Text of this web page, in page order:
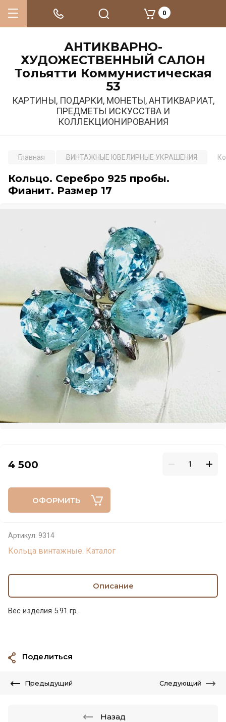
АНТИКВАРНО-
ХУДОЖЕСТВЕННЫЙ САЛОН
Тольятти Коммунистическая
53
КАРТИНЫ, ПОДАРКИ, МОНЕТЫ, АНТИКВАРИАТ,
ПРЕДМЕТЫ ИСКУССТВА И
КОЛЛЕКЦИОНИРОВАНИЯ
0
Главная ВИНТАЖНЫЕ ЮВЕЛИРНЫЕ УКРАШЕНИЯ
Кольцо. Серебро 925 пробы.
Фианит. Размер 17
4 500
ОФОРМИТЬ
Артикул: 9314
Кольца винтажные. Каталог
Описание
Вес изделия 5.91 гр.
Поделиться
Предыдущий Следующий
Назад